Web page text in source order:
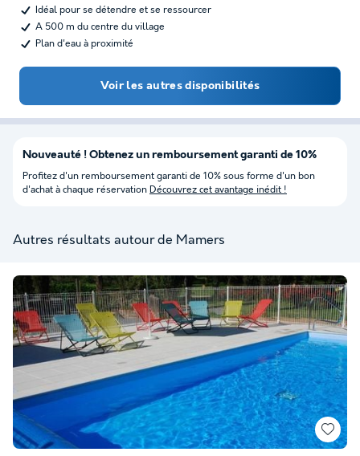
Idéal pour se détendre et se ressourcer
A 500 m du centre du village
Plan d'eau à proximité
Voir les autres disponibilités
Autres résultats autour de Mamers
Nouveauté ! Obtenez un remboursement garanti de 10%
Profitez d'un remboursement garanti de 10% sous forme d'un bon
d'achat à chaque réservation Découvrez cet avantage inédit !